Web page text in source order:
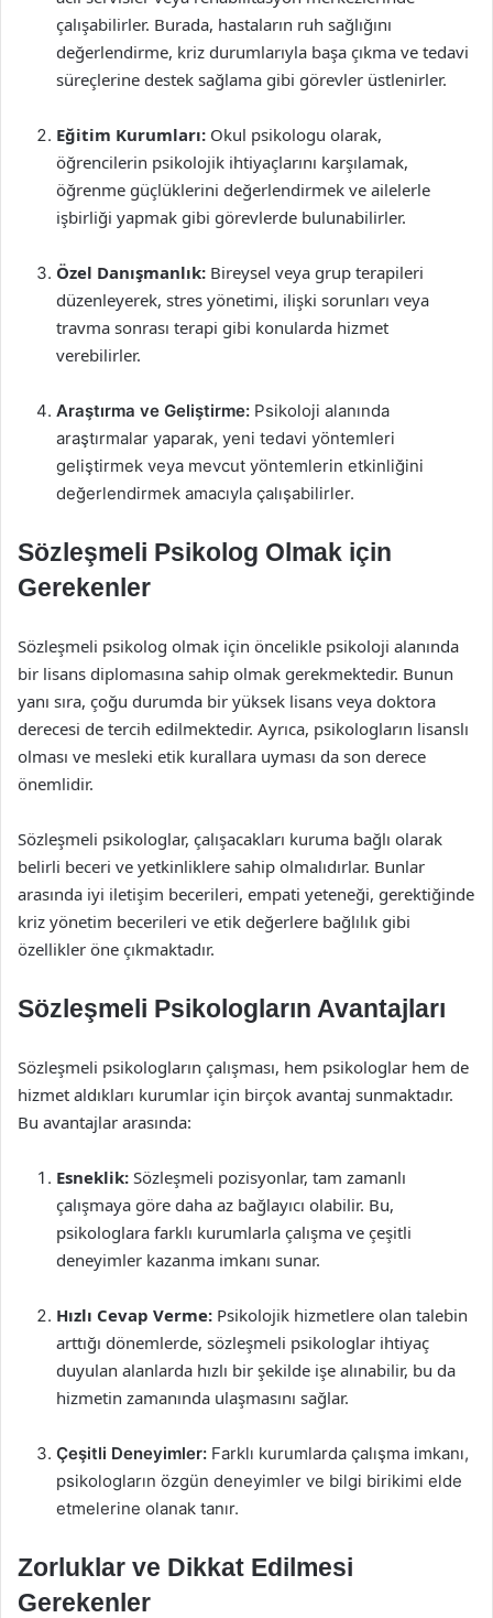
çalışabilirler. Burada, hastaların ruh sağlığını
değerlendirme, kriz durumlarıyla başa çıkma ve tedavi
süreçlerine destek sağlama gibi görevler üstlenirler.
Eğitim Kurumları: Okul psikologu olarak,
öğrencilerin psikolojik ihtiyaçlarını karşılamak,
öğrenme güçlüklerini değerlendirmek ve ailelerle
işbirliği yapmak gibi görevlerde bulunabilirler.
Özel Danışmanlık: Bireysel veya grup terapileri
düzenleyerek, stres yönetimi, ilişki sorunları veya
travma sonrası terapi gibi konularda hizmet
verebilirler.
Araştırma ve Geliştirme: Psikoloji alanında
araştırmalar yaparak, yeni tedavi yöntemleri
geliştirmek veya mevcut yöntemlerin etkinliğini
değerlendirmek amacıyla çalışabilirler.
Sözleşmeli Psikolog Olmak için
Gerekenler
Sözleşmeli psikolog olmak için öncelikle psikoloji alanında
bir lisans diplomasına sahip olmak gerekmektedir. Bunun
yanı sıra, çoğu durumda bir yüksek lisans veya doktora
derecesi de tercih edilmektedir. Ayrıca, psikologların lisanslı
olması ve mesleki etik kurallara uyması da son derece
önemlidir.
Sözleşmeli psikologlar, çalışacakları kuruma bağlı olarak
belirli beceri ve yetkinliklere sahip olmalıdırlar. Bunlar
arasında iyi iletişim becerileri, empati yeteneği, gerektiğinde
kriz yönetim becerileri ve etik değerlere bağlılık gibi
özellikler öne çıkmaktadır.
Sözleşmeli Psikologların Avantajları
Sözleşmeli psikologların çalışması, hem psikologlar hem de
hizmet aldıkları kurumlar için birçok avantaj sunmaktadır.
Bu avantajlar arasında:
Esneklik: Sözleşmeli pozisyonlar, tam zamanlı
çalışmaya göre daha az bağlayıcı olabilir. Bu,
psikologlara farklı kurumlarla çalışma ve çeşitli
deneyimler kazanma imkanı sunar.
Hızlı Cevap Verme: Psikolojik hizmetlere olan talebin
arttığı dönemlerde, sözleşmeli psikologlar ihtiyaç
duyulan alanlarda hızlı bir şekilde işe alınabilir, bu da
hizmetin zamanında ulaşmasını sağlar.
Çeşitli Deneyimler: Farklı kurumlarda çalışma imkanı,
psikologların özgün deneyimler ve bilgi birikimi elde
etmelerine olanak tanır.
Zorluklar ve Dikkat Edilmesi
Gerekenler